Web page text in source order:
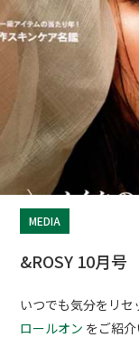
MEDIA
&ROSY 10月号
いつでも気分をリ
ロールオン をご紹介